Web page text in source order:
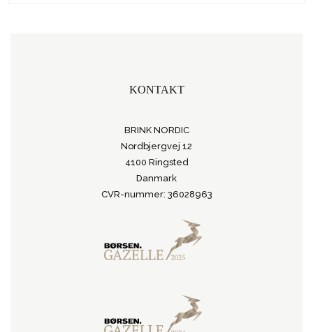
KONTAKT
BRINK NORDIC
Nordbjergvej 12
4100 Ringsted
Danmark
CVR-nummer: 36028963